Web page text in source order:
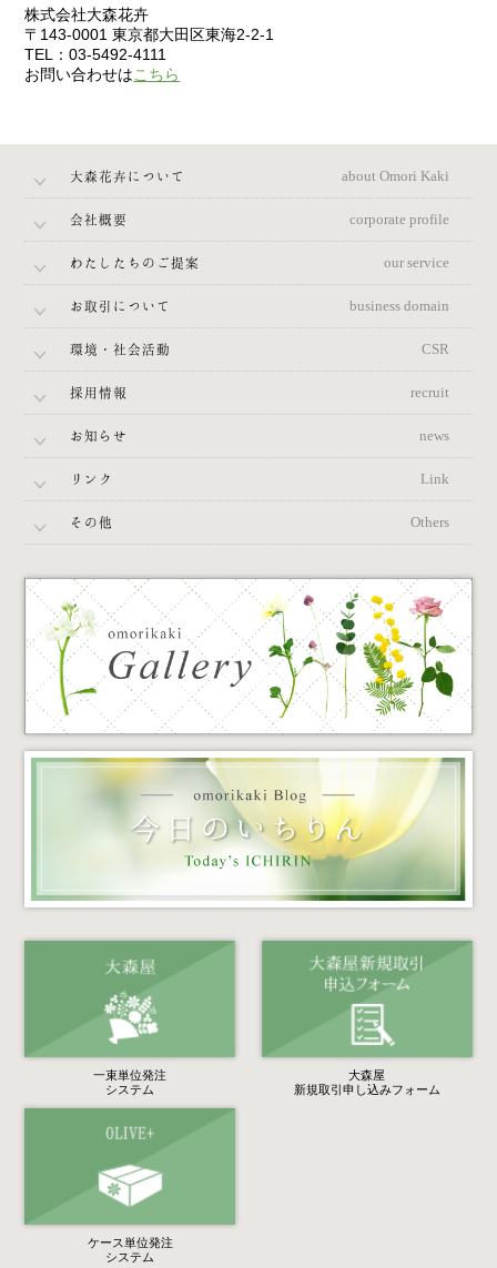
株式会社大森花卉
〒143-0001 東京都大田区東海2-2-1
TEL：03-5492-4111
お問い合わせはこちら
大森花卉について about Omori Kaki
会社概要 corporate profile
わたしたちのご提案 our service
お取引について business domain
環境・社会活動 CSR
採用情報 recruit
お知らせ news
リンク Link
その他 Others
一束単位発注
システム
大森屋
新規取引申し込みフォーム
ケース単位発注
システム